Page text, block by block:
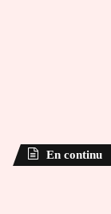
En continu